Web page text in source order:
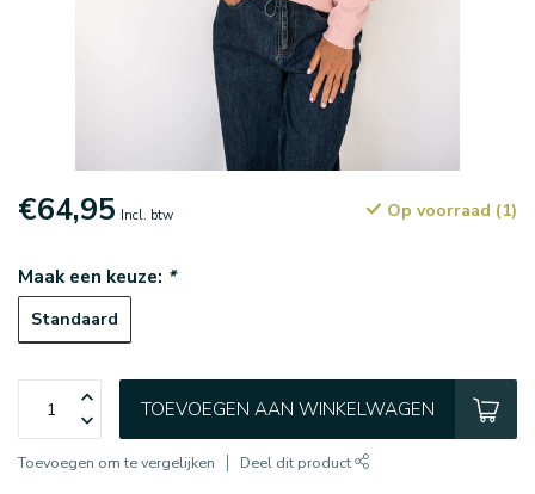
€64,95 Incl. btw Op voorraad (1)
Maak een keuze: *
Standaard
TOEVOEGEN AAN WINKELWAGEN
Toevoegen om te vergelijken Deel dit product